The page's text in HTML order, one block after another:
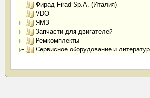
Фирад Firad Sp.A. (Италия)
VDO
ЯМЗ
Запчасти для двигателей
Ремкомплекты
Сервисное оборудование и